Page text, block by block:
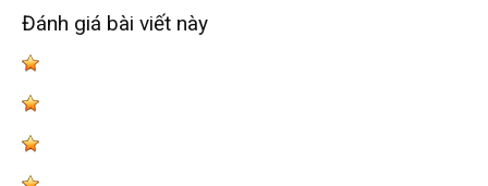
Đánh giá bài viết này